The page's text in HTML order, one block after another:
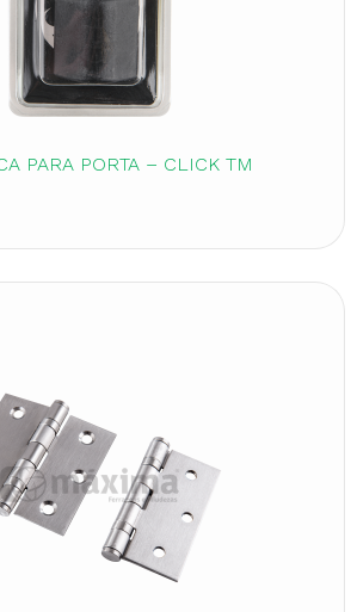
PARA PORTA – CLICK TM